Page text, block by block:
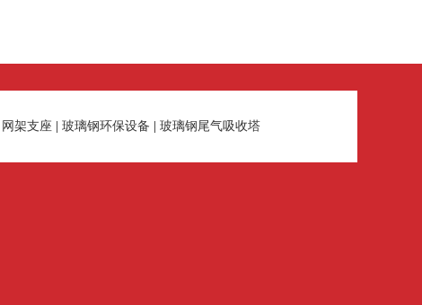
网架支座 玻璃钢环保设备 玻璃钢尾气吸收塔